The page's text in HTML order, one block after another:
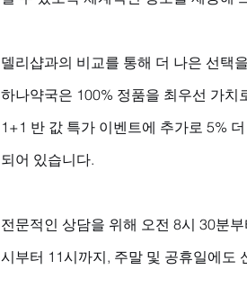
델리샵과의 비교를 통해 더 나은 선택
하나약국은 100% 정품을 최우선 가치
1+1 반 값 특가 이벤트에 추가로 5%
되어 있습니다.
전문적인 상담을 위해 오전 8시 30분
시부터 11시까지, 주말 및 공휴일에도